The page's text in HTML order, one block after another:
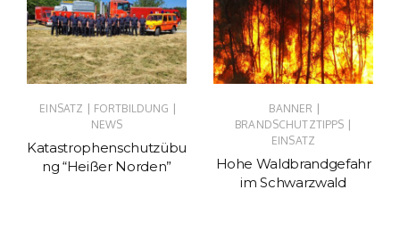
EINSATZ | FORTBILDUNG |
NEWS
Katastrophenschutzübu
ng “Heißer Norden”
BANNER |
BRANDSCHUTZTIPPS |
EINSATZ
Hohe Waldbrandgefahr
im Schwarzwald